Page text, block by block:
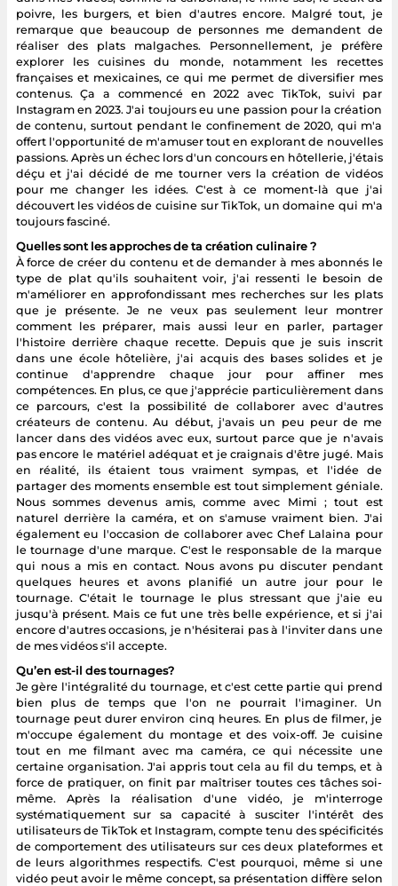
poivre, les burgers, et bien d'autres encore. Malgré tout, je
remarque que beaucoup de personnes me demandent de
réaliser des plats malgaches. Personnellement, je préfère
explorer les cuisines du monde, notamment les recettes
françaises et mexicaines, ce qui me permet de diversifier mes
contenus. Ça a commencé en 2022 avec TikTok, suivi par
Instagram en 2023. J'ai toujours eu une passion pour la création
de contenu, surtout pendant le confinement de 2020, qui m'a
offert l'opportunité de m'amuser tout en explorant de nouvelles
passions. Après un échec lors d'un concours en hôtellerie, j'étais
déçu et j'ai décidé de me tourner vers la création de vidéos
pour me changer les idées. C'est à ce moment-là que j'ai
découvert les vidéos de cuisine sur TikTok, un domaine qui m'a
toujours fasciné.
Quelles sont les approches de ta création culinaire ?
À force de créer du contenu et de demander à mes abonnés le
type de plat qu'ils souhaitent voir, j'ai ressenti le besoin de
m'améliorer en approfondissant mes recherches sur les plats
que je présente. Je ne veux pas seulement leur montrer
comment les préparer, mais aussi leur en parler, partager
l'histoire derrière chaque recette. Depuis que je suis inscrit
dans une école hôtelière, j'ai acquis des bases solides et je
continue d'apprendre chaque jour pour affiner mes
compétences. En plus, ce que j'apprécie particulièrement dans
ce parcours, c'est la possibilité de collaborer avec d'autres
créateurs de contenu. Au début, j'avais un peu peur de me
lancer dans des vidéos avec eux, surtout parce que je n'avais
pas encore le matériel adéquat et je craignais d'être jugé. Mais
en réalité, ils étaient tous vraiment sympas, et l'idée de
partager des moments ensemble est tout simplement géniale.
Nous sommes devenus amis, comme avec Mimi ; tout est
naturel derrière la caméra, et on s'amuse vraiment bien. J'ai
également eu l'occasion de collaborer avec Chef Lalaina pour
le tournage d'une marque. C'est le responsable de la marque
qui nous a mis en contact. Nous avons pu discuter pendant
quelques heures et avons planifié un autre jour pour le
tournage. C'était le tournage le plus stressant que j'aie eu
jusqu'à présent. Mais ce fut une très belle expérience, et si j'ai
encore d'autres occasions, je n'hésiterai pas à l'inviter dans une
de mes vidéos s'il accepte.
Qu’en est-il des tournages?
Je gère l'intégralité du tournage, et c'est cette partie qui prend
bien plus de temps que l'on ne pourrait l'imaginer. Un
tournage peut durer environ cinq heures. En plus de filmer, je
m'occupe également du montage et des voix-off. Je cuisine
tout en me filmant avec ma caméra, ce qui nécessite une
certaine organisation. J'ai appris tout cela au fil du temps, et à
force de pratiquer, on finit par maîtriser toutes ces tâches soi-
même. Après la réalisation d'une vidéo, je m'interroge
systématiquement sur sa capacité à susciter l'intérêt des
utilisateurs de TikTok et Instagram, compte tenu des spécificités
de comportement des utilisateurs sur ces deux plateformes et
de leurs algorithmes respectifs. C'est pourquoi, même si une
vidéo peut avoir le même concept, sa présentation diffère selon